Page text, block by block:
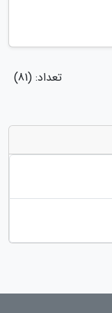
تعداد: (81)